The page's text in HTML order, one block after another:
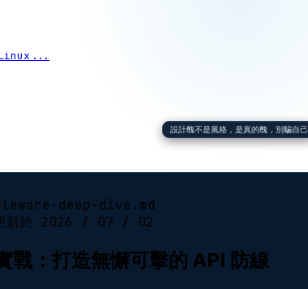
Linux...
設計醜不是風格，是真的醜，別騙自己
deep-dive.md
新於 2026 / 07 / 02
：打造無懈可擊的 API 防線